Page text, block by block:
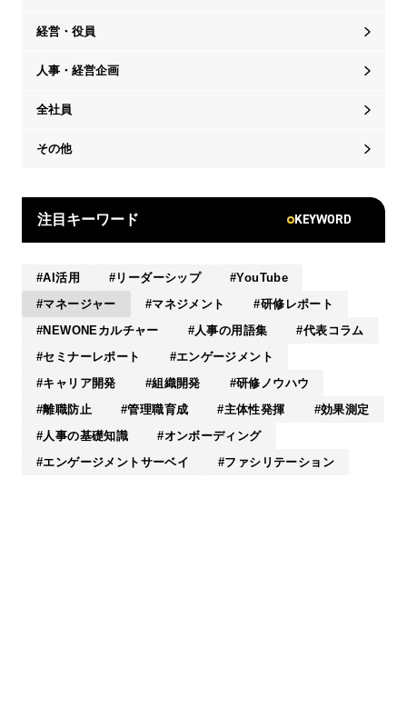
経営・役員
人事・経営企画
全社員
その他
注目キーワード KEYWORD
AI活用 リーダーシップ
YouTube
マネージャー
マネジメント
研修レポート
NEWONEカルチャー
人事の用語集
代表コラム
セミナーレポート
エンゲージメント
キャリア開発
組織開発
研修ノウハウ
離職防止
管理職育成 主体性発揮
効果測定
人事の基礎知識
オンボーディング
エンゲージメントサーベイ
ファシリテーション